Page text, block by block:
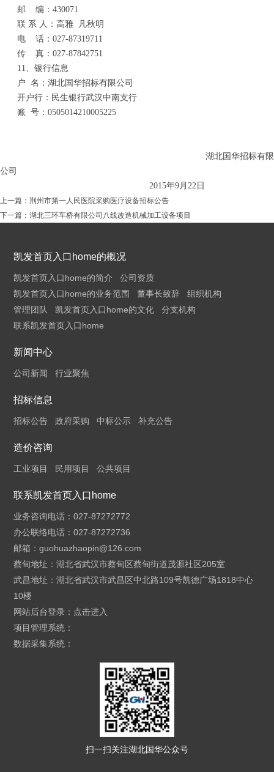
邮 编：430071
联 系 人：高雅 凡秋明
电 话：027-87319711
传 真：027-87842751
11、银行信息
户 名：湖北国华招标有限公司
开户行：民生银行武汉中南支行
账 号：0505014210005225
湖北国华招标有限
公司
2015年9月 22 日
上一篇： 荆州市第一人民医院采购医疗设备招标公告
下一篇： 湖北三环车桥有限公司八线改造机械加工设备项目
凯发首页入口home的概况
凯发首页入口home的简介
公司资质
凯发首页入口home的业务范围
董事长致辞
组织机构
管理团队
凯发首页入口home的文化
分支机构
联系凯发首页入口home
新闻中心
公司新闻 行业聚焦
招标信息
招标公告 政府采购 中标公示 补充公告
造价咨询
工业项目 民用项目 公共项目
联系凯发首页入口home
业务咨询电话：027-87272772
办公联络电话：027-87272736
邮箱：guohuazhaopin@126.com
蔡甸地址：湖北省武汉市蔡甸区蔡甸街道茂源社区205室
武昌地址：湖北省武汉市武昌区中北路109号凯德广场1818中心
10楼
网站后台登录： 点击进入
项目管理系统：
数据采集系统：
扫一扫关注湖北国华公众号